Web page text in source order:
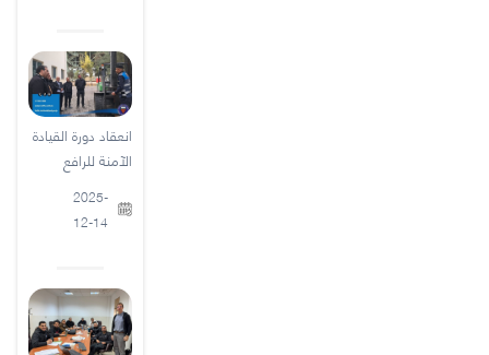
انعقاد دورة القيادة
الآمنة للرافع
2025-
12-14